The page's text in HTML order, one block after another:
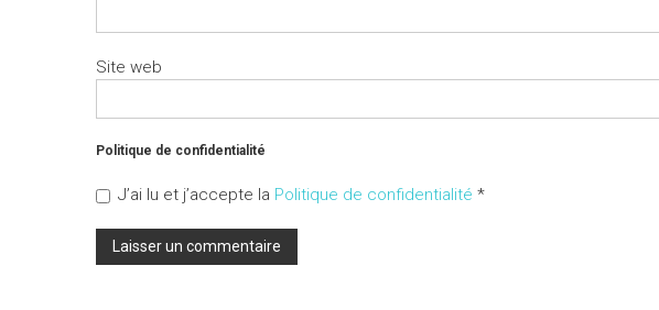
Site web
Politique de confidentialité
J’ai lu et j’accepte la Politique de confidentialité *